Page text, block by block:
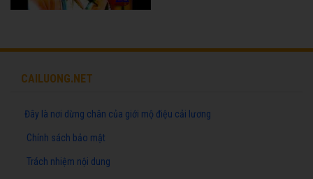
CAILUONG.NET
Đây là nơi dừng chân của giới mộ điệu cải lương
Chính sách bảo mật
Trách nhiệm nội dung